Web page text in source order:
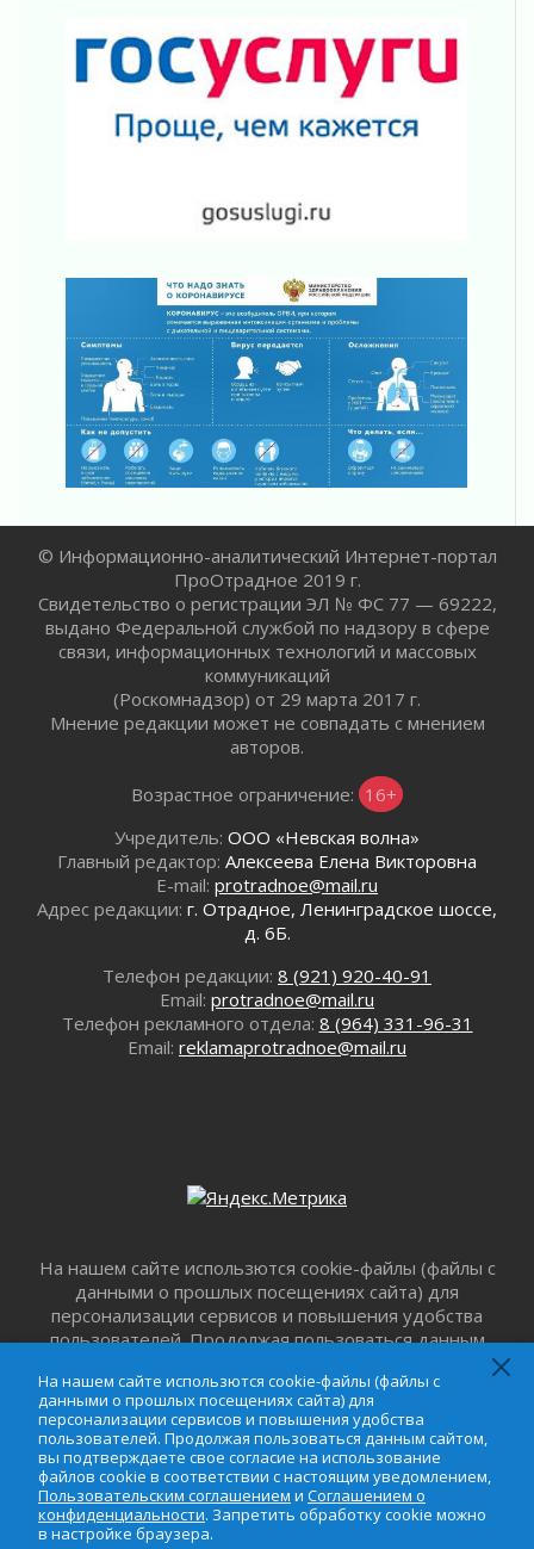
01 августа 2026
Лето катится с горки
01 августа 2026
В Ленобласти открылась экспозиция к 150-
летию Билибина
Лето без гаджетов
01 августа 2026
Безмолвный крик о помощи
01 августа 2026
В музей всей семьёй
01 августа 2026
Без заявлений и очередей
01 августа 2026
Не женское это дело...уверены?
Все силы в кулак
01 августа 2026
Айда на пляж!
01 августа 2026
Один в поле — не воин
Пик топливного кризиса в регионе прошёл
31 июля 2026
Ленинградцы — бойцам «Барс-Ленинградец»
31 июля 2026
Маршрутами будущего — к заветной цели
31 июля 2026
31 июля 2026
Правила для жизни
31 июля 2026
С рабочим визитом
Новые возможности для творчества
За сухими цифрами — реальная жизнь
31 июля 2026
От инженера-создателя к волонтёрам
«Созидателям»
Генеральная репетиция векового юбилея
31 июля 2026
Открытое сердце и стремление делать добро
31 июля 2026
Давайте разберемся!
30 июля 2026
© Информационно-аналитический Интернет-портал
ПроОтрадное 2019 г.
Свидетельство о регистрации ЭЛ № ФС 77 — 69222,
выдано Федеральной службой по надзору в сфере
связи, информационных технологий и массовых
коммуникаций
(Роскомнадзор) от 29 марта 2017 г.
Мнение редакции может не совпадать с мнением
авторов.
Возрастное ограничение: 16+
Учредитель: ООО «Невская волна»
Главный редактор: Алексеева Елена Викторовна
E-mail: protradnoe@mail.ru
Адрес редакции: г. Отрадное, Ленинградское шоссе,
д. 6Б.
Телефон редакции: 8 (921) 920-40-91
Email: protradnoe@mail.ru
Телефон рекламного отдела: 8 (964) 331-96-31
Email: reklamaprotradnoe@mail.ru
На нашем сайте использются cookie-файлы (файлы с
данными о прошлых посещениях сайта) для
персонализации сервисов и повышения удобства
пользователей. Продолжая пользоваться данным
использование файлов cookie в соответствии с
настоящим уведомлением,Пользовательским
соглашениемиСоглашением о
конфиденциальности. Запретить обработку cookie
можно в настройке браузера.
На нашем сайте использются cookie-файлы (файлы с
данными о прошлых посещениях сайта) для
персонализации сервисов и повышения удобства
пользователей. Продолжая пользоваться данным сайтом,
вы подтверждаете свое согласие на использование
файлов cookie в соответствии с настоящим уведомлением,
Пользовательским соглашением и Соглашением о
конфиденциальности. Запретить обработку cookie можно
в настройке браузера.